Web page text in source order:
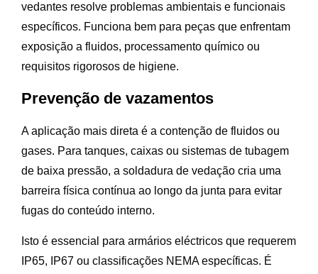
vedantes resolve problemas ambientais e funcionais
específicos. Funciona bem para peças que enfrentam
exposição a fluidos, processamento químico ou
requisitos rigorosos de higiene.
Prevenção de vazamentos
A aplicação mais direta é a contenção de fluidos ou
gases. Para tanques, caixas ou sistemas de tubagem
de baixa pressão, a soldadura de vedação cria uma
barreira física contínua ao longo da junta para evitar
fugas do conteúdo interno.
Isto é essencial para armários eléctricos que requerem
IP65, IP67 ou classificações NEMA específicas. É